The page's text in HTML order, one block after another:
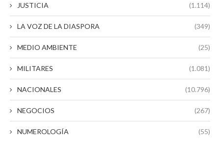
JUSTICIA (1.114)
LA VOZ DE LA DIASPORA (349)
MEDIO AMBIENTE (25)
MILITARES (1.081)
NACIONALES (10.796)
NEGOCIOS (267)
NUMEROLOGÍA (55)